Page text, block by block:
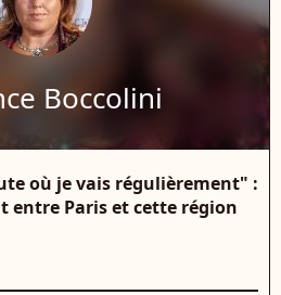
Boccolini
où je vais régulièrement" :
entre Paris et cette région